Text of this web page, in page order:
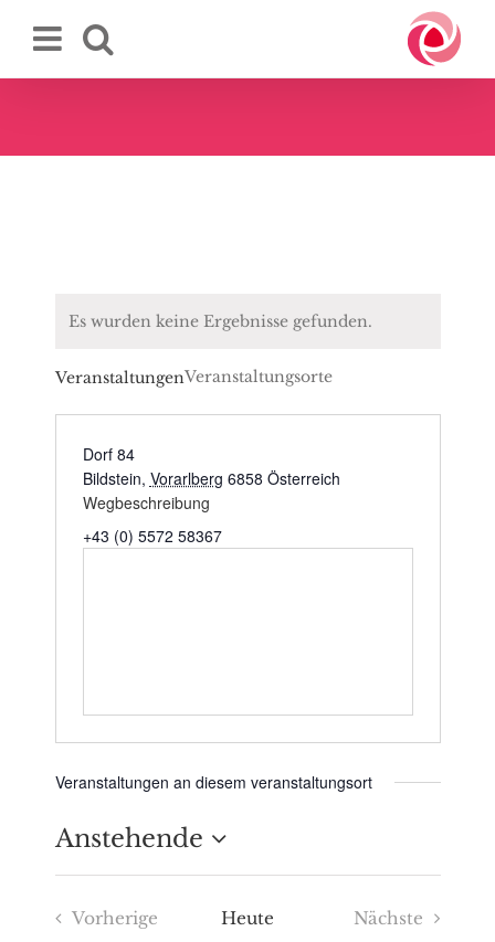
Inhalt
Es wurden keine Ergebnisse gefunden.
VeranstaltungenVeranstaltungsorte
Dorf 84
Bildstein, Vorarlberg 6858 Österreich
Wegbeschreibung
+43 (0) 5572 58367
Veranstaltungen an diesem veranstaltungsort
Anstehende
Datum
wählen.
Vorherige
Heute
Nächste